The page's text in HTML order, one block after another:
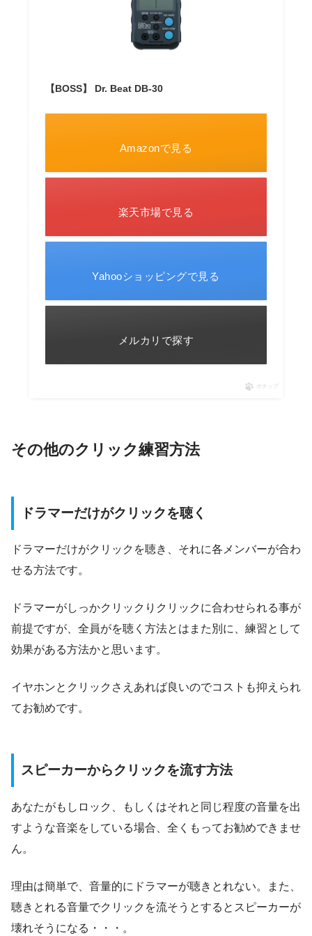
【BOSS】 Dr. Beat DB-30
Amazonで見る
楽天市場で見る
Yahooショッピングで見る
メルカリで探す
ポチップ
その他のクリック練習方法
ドラマーだけがクリックを聴く
ドラマーだけがクリックを聴き、それに各メンバーが合わ
せる方法です。
ドラマーがしっかクリックりクリックに合わせられる事が
前提ですが、全員がを聴く方法とはまた別に、練習として
効果がある方法かと思います。
イヤホンとクリックさえあれば良いのでコストも抑えられ
てお勧めです。
スピーカーからクリックを流す方法
あなたがもしロック、もしくはそれと同じ程度の音量を出
すような音楽をしている場合、 全くもってお勧めできませ
ん。
理由は簡単で、音量的にドラマーが聴きとれない。また、
聴きとれる音量でクリックを流そうとするとスピーカーが
壊れそうになる・・・。